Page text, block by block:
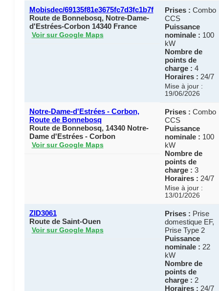
Mobisdec/69135f81e3675fc7d3fc1b7f
Route de Bonnebosq, Notre-Dame-
d'Estrées-Corbon 14340 France
Voir sur Google Maps
Prises : Combo
CCS
Puissance
nominale : 100
kW
Nombre de
points de
charge : 4
Horaires : 24/7
Mise à jour :
19/06/2026
Notre-Dame-d'Estrées - Corbon,
Route de Bonnebosq
Route de Bonnebosq, 14340 Notre-
Dame d'Estrées - Corbon
Voir sur Google Maps
Prises : Combo
CCS
Puissance
nominale : 100
kW
Nombre de
points de
charge : 3
Horaires : 24/7
Mise à jour :
13/01/2026
ZID3061
Route de Saint-Ouen
Voir sur Google Maps
Prises : Prise
domestique EF,
Prise Type 2
Puissance
nominale : 22
kW
Nombre de
points de
charge : 2
Horaires : 24/7